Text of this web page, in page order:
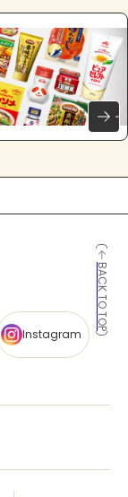
BACK TO TOP
Instagram